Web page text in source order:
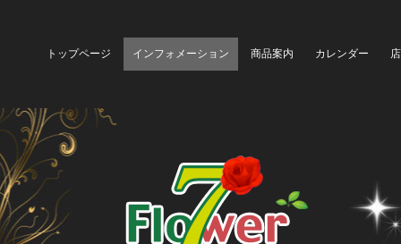
トップページ インフォメーション 商品案内 カレンダー